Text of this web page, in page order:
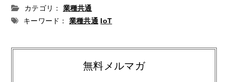
カテゴリ：
業種共通
キーワード：
業種共通 IoT
無料メルマガ